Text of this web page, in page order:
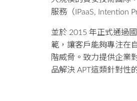
服務（IPaaS, Intention
並於 2015 年正式通過
範，讓客戶能夠專注在
階威脅。致力提供企業
品解決 APT這類針對性